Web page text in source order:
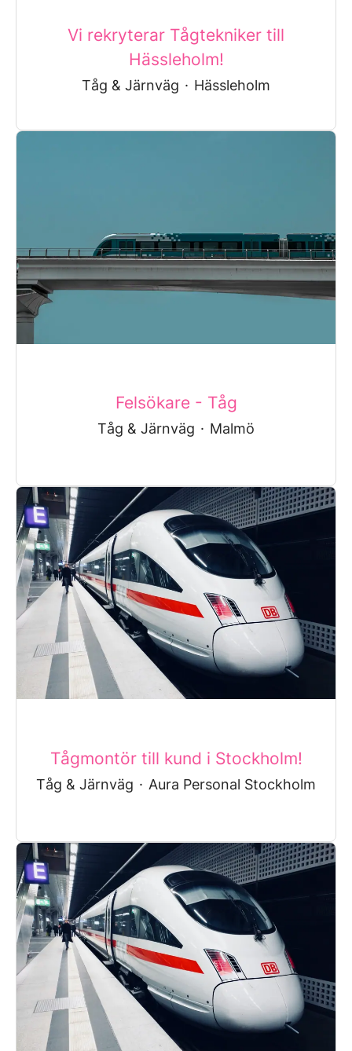
Vi rekryterar Tågtekniker till
Hässleholm!
Tåg & Järnväg · Hässleholm
Felsökare - Tåg
Tåg & Järnväg · Malmö
Tågmontör till kund i Stockholm!
Tåg & Järnväg · Aura Personal Stockholm